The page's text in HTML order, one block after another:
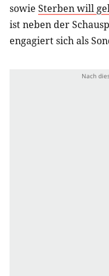
sowie Sterben will
ist neben der
engagiert sich als